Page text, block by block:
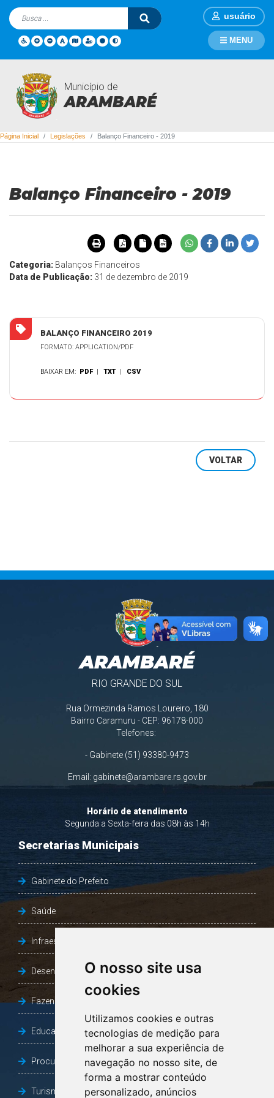
O nosso site usa
cookies
Utilizamos cookies e outras
tecnologias de medição para
melhorar a sua experiência de
navegação no nosso site, de
forma a mostrar conteúdo
personalizado, anúncios
usuário
Município de
ARAMBARÉ
MENU
Legislações
Página Inicial Legislações Balanço Financeiro - 2019
Balanço Financeiro - 2019
Categoria: Balanços Financeiros
Data de Publicação: 31 de dezembro de 2019
BALANÇO FINANCEIRO 2019
FORMATO: APPLICATION/PDF
BAIXAR EM: PDF |TXT | CSV
VOLTAR
ARAMBARÉ
RIO GRANDE DO SUL
Rua Ormezinda Ramos Loureiro, 180
Bairro Caramuru - CEP: 96178-000
Telefones:
- Gabinete (51) 93380-9473
Email: gabinete@arambare.rs.gov.br
Horário de atendimento
Segunda a Sexta-feira das 08h às 14h
Secretarias Municipais
Gabinete do Prefeito
Saúde
Infraestrutura, Agricultura e Meio Ambiente
Desenvolvimento Social
Fazenda e Desenvolvimento Econômico
Educação
Procuradoria Geral do Município
Turismo, Desporto e Cultura